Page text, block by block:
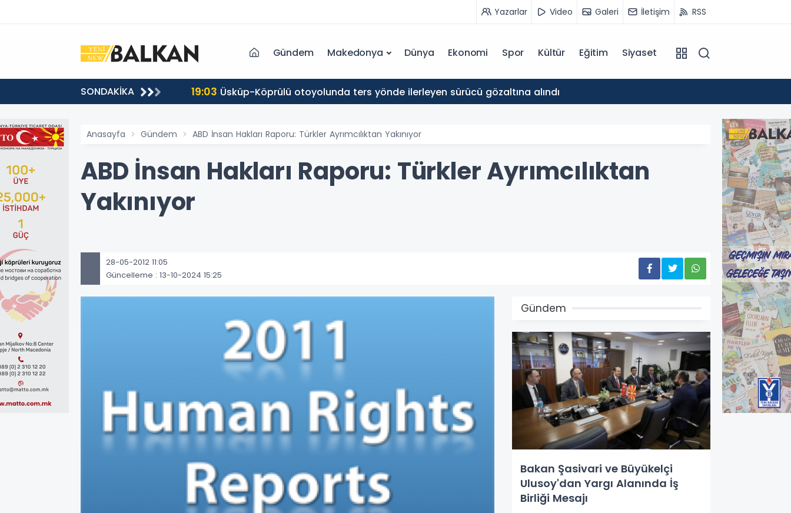
Yazarlar Video Galeri İletişim RSS
Gündem Makedonya Dünya Ekonomi Spor Kültür Eğitim Siyaset
SONDAKİKA 19:03 Üsküp-Köprülü otoyolunda ters yönde ilerleyen sürücü gözaltına alındı
Anasayfa Gündem ABD İnsan Hakları Raporu: Türkler Ayrımcılıktan Yakınıyor
ABD İnsan Hakları Raporu: Türkler Ayrımcılıktan
Yakınıyor
28-05-2012 11:05
Güncelleme : 13-10-2024 15:25
Gündem
Bakan Şasivari ve Büyükelçi
Ulusoy'dan Yargı Alanında İş
Birliği Mesajı